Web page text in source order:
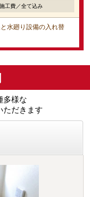
工費／全て込み
水廻り設備の入れ替
多様な
ただきます